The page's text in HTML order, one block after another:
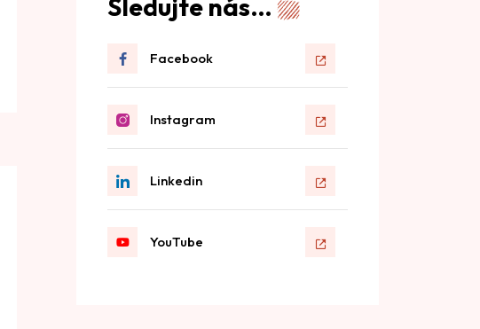
Sledujte nás…
Facebook
Instagram
Linkedin
YouTube